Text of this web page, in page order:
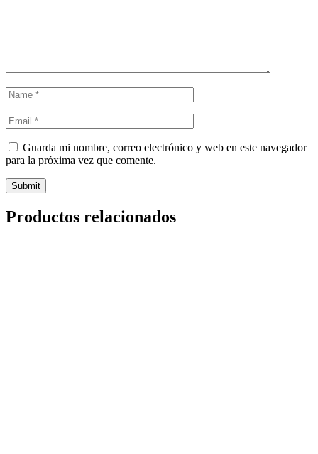
Guarda mi nombre, correo electrónico y web en este navegador
para la próxima vez que comente.
Productos relacionados